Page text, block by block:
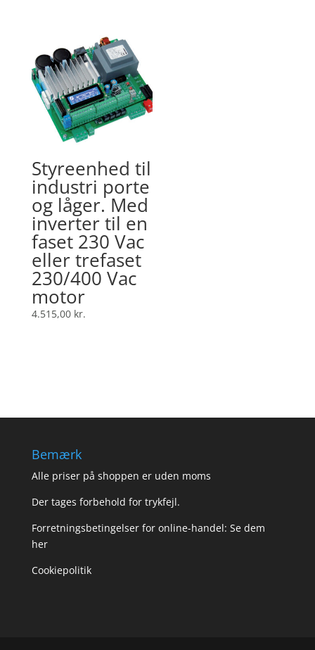
Styreenhed til
industri porte
og låger. Med
inverter til en
faset 230 Vac
eller trefaset
230/400 Vac
motor
4.515,00 kr.
Bemærk
Alle priser på shoppen er uden moms
Der tages forbehold for trykfejl.
Forretningsbetingelser for online-handel: Se dem
her
Cookiepolitik